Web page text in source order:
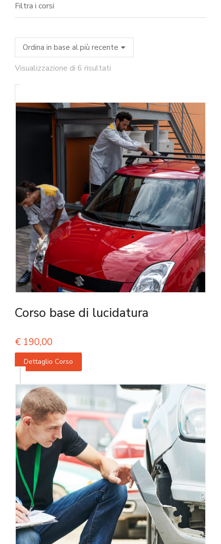
Filtra i corsi
Visualizzazione di 6 risultati
Corso base di lucidatura
€ 190,00
Dettaglio Corso